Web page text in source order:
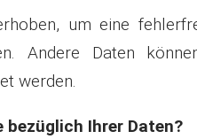
um eine
Andere Daten
werden.
bezüglich Ihrer Daten?